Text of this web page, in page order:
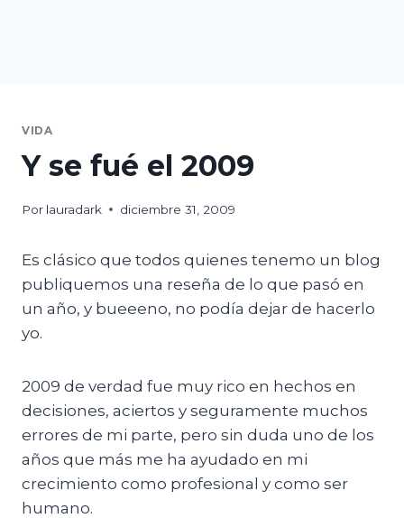
VIDA
Y se fué el 2009
Por lauradark diciembre 31, 2009
Es clásico que todos quienes tenemo un blog
publiquemos una reseña de lo que pasó en
un año, y bueeeno, no podía dejar de hacerlo
yo.
2009 de verdad fue muy rico en hechos en
decisiones, aciertos y seguramente muchos
errores de mi parte, pero sin duda uno de los
años que más me ha ayudado en mi
crecimiento como profesional y como ser
humano.